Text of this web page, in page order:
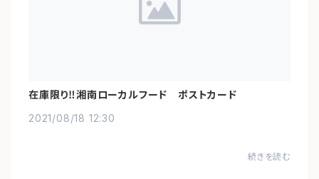
在庫限り‼️湘南ローカルフード ポストカード
2021/08/18 12:30
続きを読む